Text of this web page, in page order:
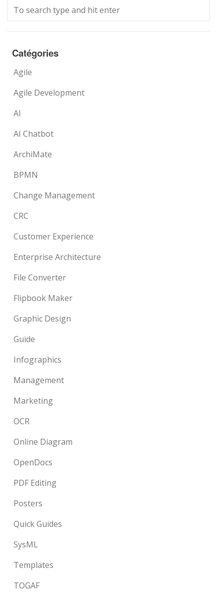
Catégories
Agile
Agile Development
AI
AI Chatbot
ArchiMate
BPMN
Change Management
CRC
Customer Experience
Enterprise Architecture
File Converter
Flipbook Maker
Graphic Design
Guide
Infographics
Management
Marketing
OCR
Online Diagram
OpenDocs
PDF Editing
Posters
Quick Guides
SysML
Templates
TOGAF